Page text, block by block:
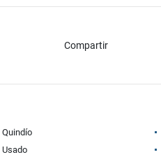
Compartir
Quindío
Usado